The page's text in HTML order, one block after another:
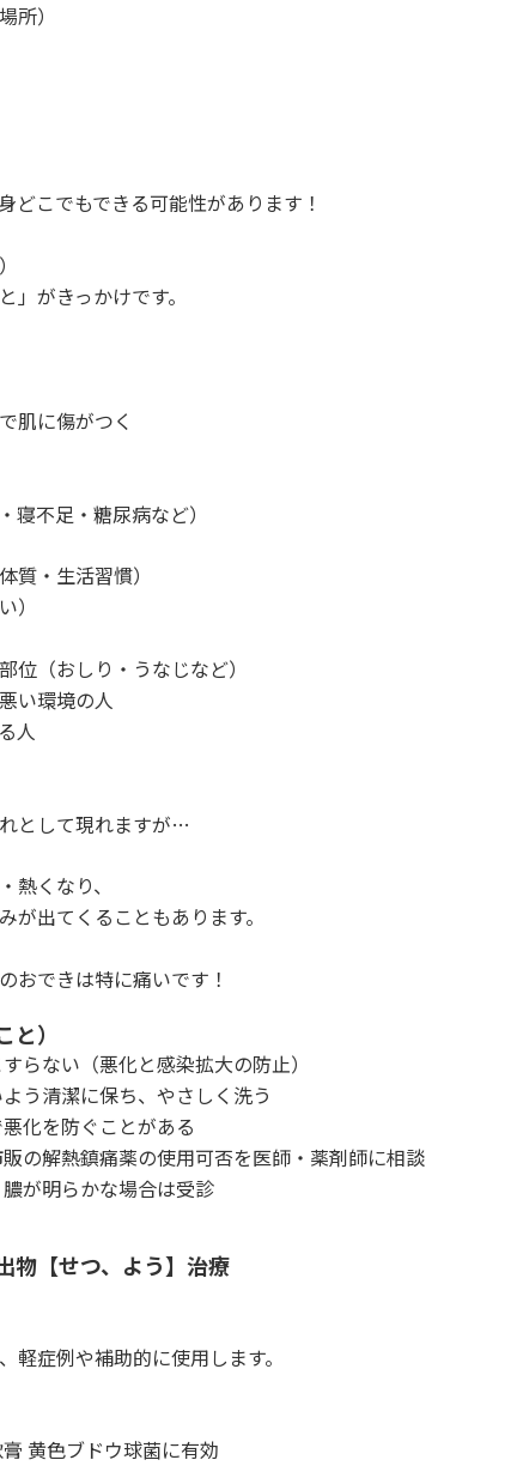
所）
どこでもできる可能性があります！
」がきっかけです。
肌に傷がつく
寝不足・糖尿病など）
質・生活習慣）
）
位（おしり・うなじなど）
い環境の人
人
として現れますが…
熱くなり、
出てくることもあります。
おできは特に痛いです！
）
らない（悪化と感染拡大の防止）
う清潔に保ち、やさしく洗う
化を防ぐことがある
の解熱鎮痛薬の使用可否を医師・薬剤師に相談
が明らかな場合は受診
物【せつ、よう】治療
軽症例や補助的に使用します。
黄色ブドウ球菌に有効